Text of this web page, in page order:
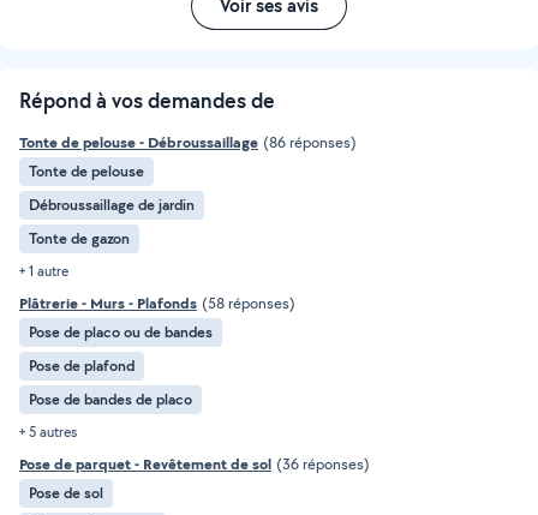
Voir ses avis
Répond à vos demandes de
Tonte de pelouse - Débroussaillage (86 réponses)
Tonte de pelouse
Débroussaillage de jardin
Tonte de gazon
+ 1 autre
Plâtrerie - Murs - Plafonds (58 réponses)
Pose de placo ou de bandes
Pose de plafond
Pose de bandes de placo
+ 5 autres
Pose de parquet - Revêtement de sol (36 réponses)
Pose de sol